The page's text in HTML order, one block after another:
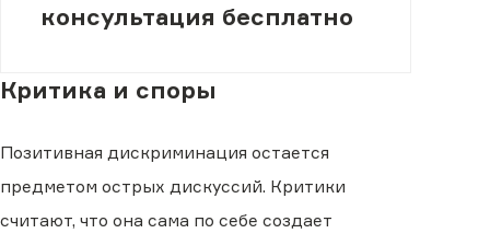
консультация бесплатно
Критика и споры
Позитивная дискриминация остается
предметом острых дискуссий. Критики
считают, что она сама по себе создает